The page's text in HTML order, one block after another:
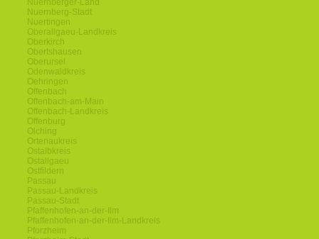
Nuernberger-Land
Nuernberg-Stadt
Nuertingen
Oberallgaeu-Landkreis
Oberkirch
Obertshausen
Oberursel
Odenwaldkreis
Oehringen
Offenbach
Offenbach-am-Main
Offenbach-Landkreis
Offenburg
Olching
Ortenaukreis
Ostalbkreis
Ostallgaeu
Ostfildern
Passau
Passau-Landkreis
Passau-Stadt
Pfaffenhofen-an-der-Ilm
Pfaffenhofen-an-der-Ilm-Landkreis
Pforzheim